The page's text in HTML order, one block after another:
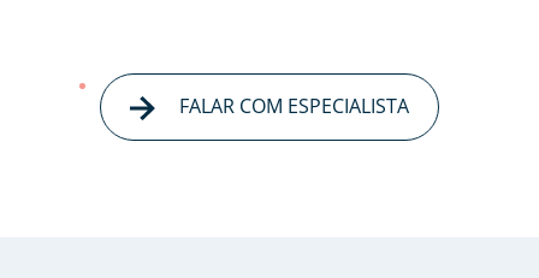
FALAR COM ESPECIALISTA